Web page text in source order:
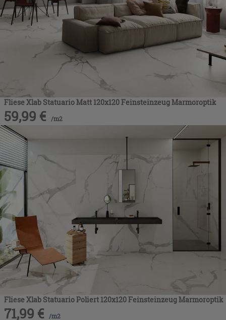
Fliese Xlab Statuario Matt 120x120 Feinsteinzeug Marmoroptik
59,99 € /m2
Fliese Xlab Statuario Poliert 120x120 Feinsteinzeug Marmoroptik
71,99 € /m2